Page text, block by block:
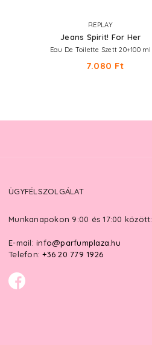
REPLAY
Jeans Spirit! For Her
Eau De Toilette Szett 20+100 ml
7.080 Ft
ÜGYFÉLSZOLGÁLAT
Munkanapokon 9:00 és 17:00 között:
E-mail: info@parfumplaza.hu
Telefon: +36 20 779 1926